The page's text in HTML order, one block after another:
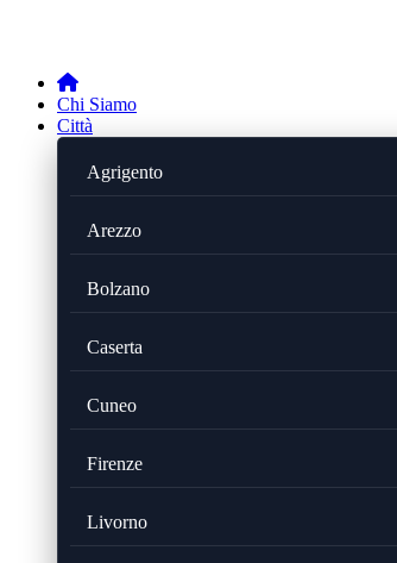
Chi Siamo
Città
Agrigento
Arezzo
Bolzano
Caserta
Cuneo
Firenze
Livorno